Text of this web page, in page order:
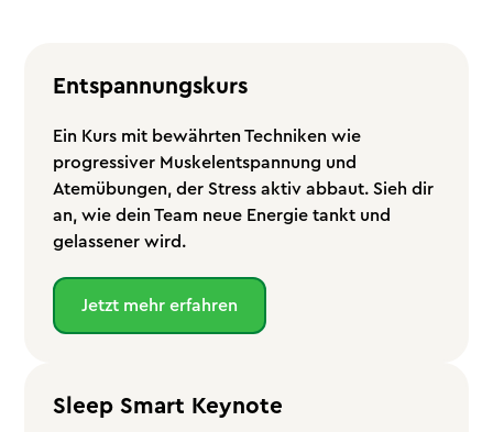
Entspannungskurs
Ein Kurs mit bewährten Techniken wie
progressiver Muskelentspannung und
Atemübungen, der Stress aktiv abbaut. Sieh dir
an, wie dein Team neue Energie tankt und
gelassener wird.
Jetzt mehr erfahren
Sleep Smart Keynote